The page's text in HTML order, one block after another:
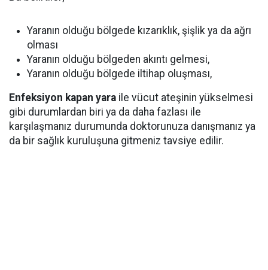
Yaranın olduğu bölgede kızarıklık, şişlik ya da ağrı
olması
Yaranın olduğu bölgeden akıntı gelmesi,
Yaranın olduğu bölgede iltihap oluşması,
Enfeksiyon kapan yara ile vücut ateşinin yükselmesi
gibi durumlardan biri ya da daha fazlası ile
karşılaşmanız durumunda doktorunuza danışmanız ya
da bir sağlık kuruluşuna gitmeniz tavsiye edilir.